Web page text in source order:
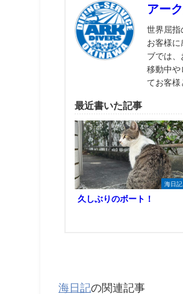
アー
世界屈指
お客様に
ブでは、
移動中や
てお客様
最近書いた記事
海日記
久しぶりのボート！
海日記の関連記事